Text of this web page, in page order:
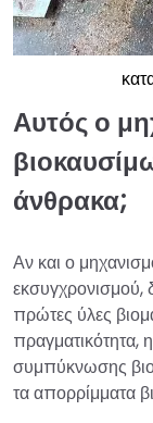
Αυτός ο
άνθρακα;
Αν και ο
εκσυγχρονισμού,
πρώτες ύλες
πραγματικότητα,
συμπύκνωσης
τα απορρίμματα